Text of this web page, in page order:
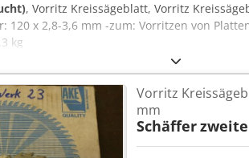
, Vorritz Kreissägeblatt, Vorritz
120 x 2,8-3,6 mm -zum: Vorritzen von
kg
Vorritz
mm
Schäffer